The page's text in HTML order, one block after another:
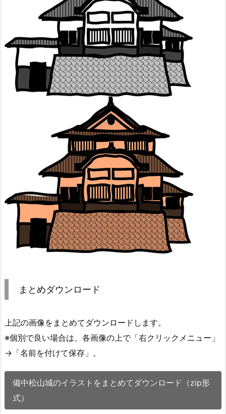
まとめダウンロード
上記の画像をまとめてダウンロードします。
※個別で良い場合は、各画像の上で「右クリックメニュー」
→「名前を付けて保存」。
備中松山城のイラストをまとめてダウンロード（zip形
式）